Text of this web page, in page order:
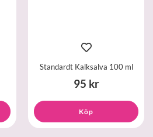
Standardt Kalksalva 100 ml
95 kr
Köp